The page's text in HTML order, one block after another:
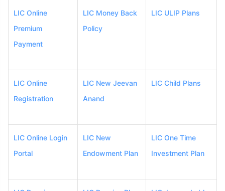
LIC Online
Premium
Payment
LIC Money Back
Policy
LIC ULIP Plans
LIC Online
Registration
LIC New Jeevan
Anand
LIC Child Plans
LIC Online Login
Portal
LIC New
Endowment Plan
LIC One Time
Investment Plan